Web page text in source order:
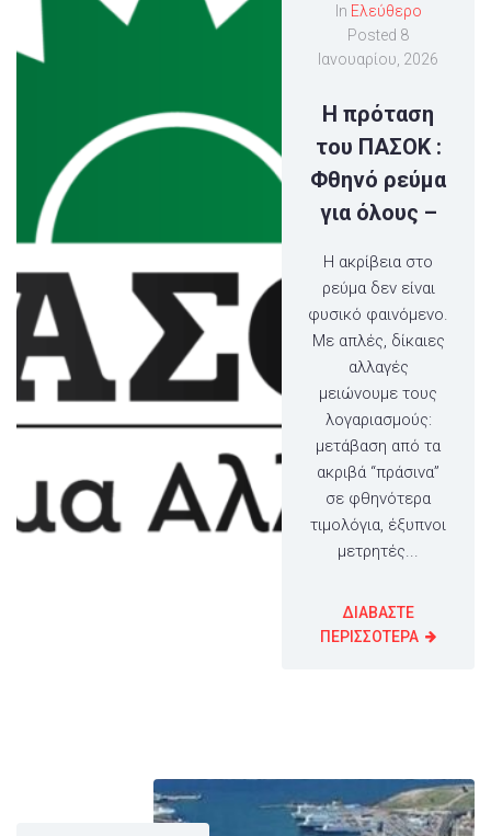
In Ελεύθερο
Posted 8
Ιανουαρίου, 2026
Η πρόταση
του ΠΑΣΟΚ :
Φθηνό ρεύμα
για όλους –
Η ακρίβεια στο
ρεύμα δεν είναι
φυσικό φαινόμενο.
Με απλές, δίκαιες
αλλαγές
μειώνουμε τους
λογαριασμούς:
μετάβαση από τα
ακριβά “πράσινα”
σε φθηνότερα
τιμολόγια, έξυπνοι
μετρητές...
ΔΙΑΒΑΣΤΕ
ΠΕΡΙΣΣΟΤΕΡΑ